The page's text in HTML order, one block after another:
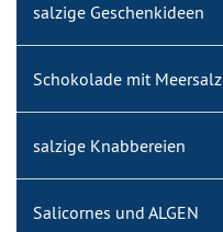
salzige Geschenkideen
Schokolade mit Meersalz
salzige Knabbereien
Salicornes und ALGEN